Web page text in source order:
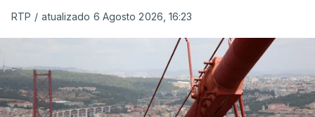
RTP / atualizado 6 Agosto 2026, 16:23